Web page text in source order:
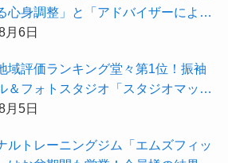
心身調整」と「アドバイザーによる
の準備」をしてみませんか？
月6日
域評価ランキング堂々第1位！振袖
＆フォトスタジオ「スタジオマック
得な『2026年8月限定キャンペー
月5日
ルトレーニングジム「エムズフィッ